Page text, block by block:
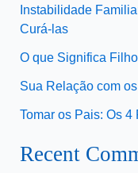
Instabilidade
Curá-las
O que Significa
Sua Relação com
Tomar os Pais: Os
Recent